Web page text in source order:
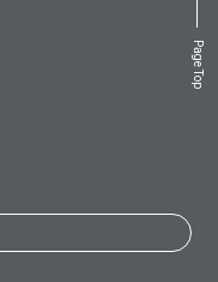
Page Top